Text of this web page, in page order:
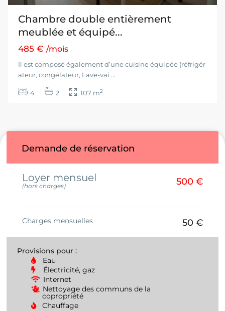
Chambre double entièrement
meublée et équipé...
485 €/mois
Il est composé également d’une cuisine équipée (réfrigér
ateur, congélateur, Lave-vai...
4 2 107 m2
Demande de réservation
Loyer mensuel
(hors charges) 500 €
Charges mensuelles 50 €
Provisions pour :
Eau
Électricité, gaz
Internet
Nettoyage des communs de la
copropriété
Chauffage